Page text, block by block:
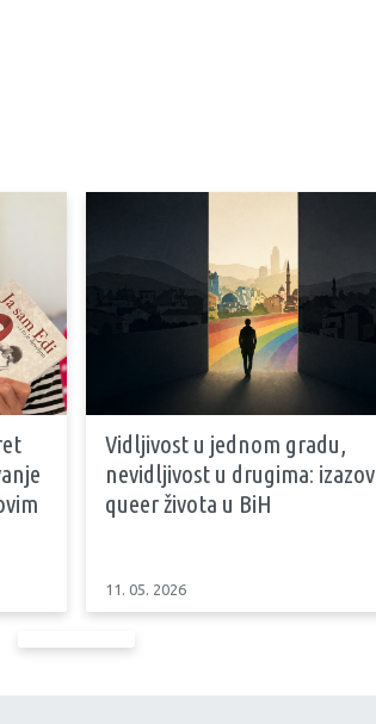
Vidljivost u jednom gradu,
nevidljivost u drugima: izazov
queer života u BiH
11. 05. 2026